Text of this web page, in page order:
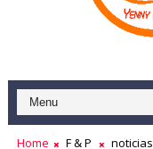
Home F & P noticias